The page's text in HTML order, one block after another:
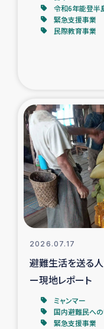
令和6年能登半
緊急支援事業
民際教育事業
2026.07.17
避難生活を送る
ー現地レポート
ミャンマー
国内避難民へ
緊急支援事業